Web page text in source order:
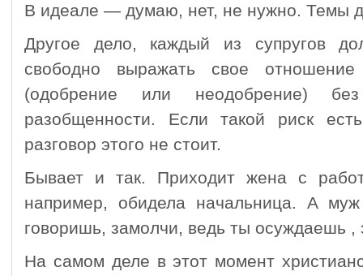
В идеале — думаю, нет, не нужно. Темы
Другое дело, каждый из супругов
свободно выражать свое
(одобрение или неодобрение)
разобщенности. Если такой риск
разговор этого не стоит.
Бывает и так. Приходит жена с
например, обидела начальница. А
говоришь, замолчи, ведь ты осуждаешь ,
На самом деле в этот момент